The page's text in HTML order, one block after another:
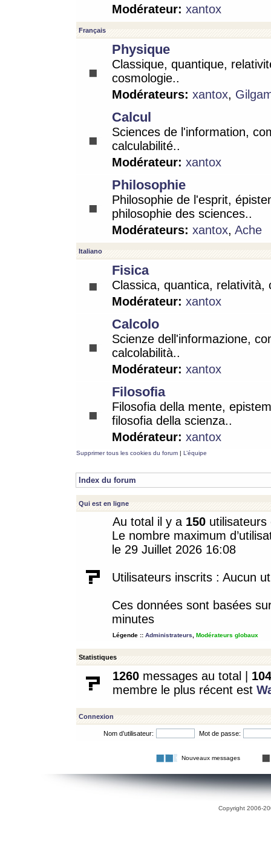
Modérateur: xantox
Français
Physique
Classique, quantique,
cosmologie..
Modérateurs: xantox,
Calcul
Sciences de l'information,
calculabilité..
Modérateur: xantox
Philosophie
Philosophie de l'esprit,
philosophie des sciences..
Modérateurs: xantox, Ache
Italiano
Fisica
Classica, quantica, relatività,
Modérateur: xantox
Calcolo
Scienze dell'informazione,
calcolabilità..
Modérateur: xantox
Filosofia
Filosofia della mente,
filosofia della scienza..
Modérateur: xantox
Supprimer tous les cookies du forum | L’équipe
Index du forum
Qui est en ligne
Au total il y a 150
Le nombre maximum
le 29 Juillet 2026 16:08
Utilisateurs inscrits : Aucun
Ces données sont basées
minutes
Légende :: Administrateurs Modérateurs globaux
Statistiques
1260 messages au total | 104
membre le plus récent est
Connexion
Nom d’utilisateur: Mot de passe:
Nouveaux messages
Copyright 2006-